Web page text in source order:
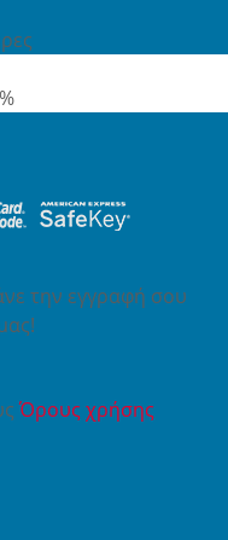
την εγγραφή σου
Όρους χρήσης